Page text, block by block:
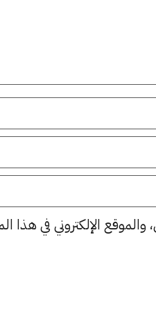
والموقع الإلكتروني في هذا